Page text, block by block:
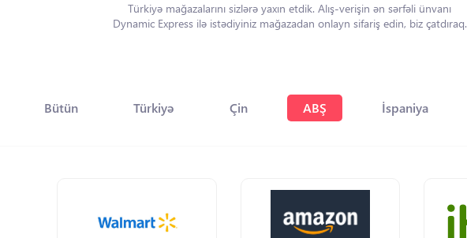
Türkiyə mağazalarını sizlərə yaxın etdik. Alış-verişin ən sərfəli ünvanı
Dynamic Express ilə istədiyiniz mağazadan onlayn sifariş edin, biz çatdıraq.
Bütün Türkiyə Çin ABŞ İspaniya